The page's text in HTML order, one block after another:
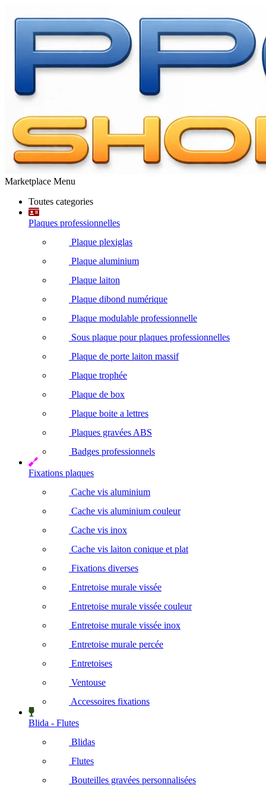
Marketplace Menu
Toutes categories
Plaques professionnelles
Plaque plexiglas
Plaque aluminium
Plaque laiton
Plaque dibond numérique
Plaque modulable professionnelle
Sous plaque pour plaques professionnelles
Plaque de porte laiton massif
Plaque trophée
Plaque de box
Plaque boite a lettres
Plaques gravées ABS
Badges professionnels
Fixations plaques
Cache vis aluminium
Cache vis aluminium couleur
Cache vis inox
Cache vis laiton conique et plat
Fixations diverses
Entretoise murale vissée
Entretoise murale vissée couleur
Entretoise murale vissée inox
Entretoise murale percée
Entretoises
Ventouse
Accessoires fixations
Blida - Flutes
Blidas
Flutes
Bouteilles gravées personnalisées